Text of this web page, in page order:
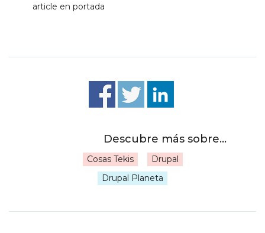
article en portada
Cosas Tekis Drupal
Drupal Planeta